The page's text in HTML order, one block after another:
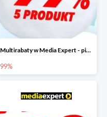
Multirabaty w Media Expert - piąty produkt -99%
99%